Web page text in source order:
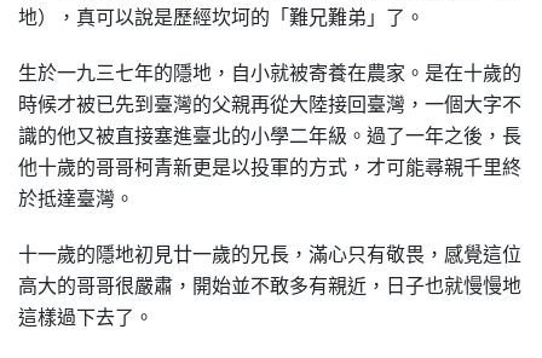
地），真可以說是歷經坎坷的「難兄難弟」了。
生於一九三七年的隱地，自小就被寄養在農家。是在十歲的
時候才被已先到臺灣的父親再從大陸接回臺灣，一個大字不
識的他又被直接塞進臺北的小學二年級。過了一年之後，長
他十歲的哥哥柯青新更是以投軍的方式，才可能尋親千里終
於抵達臺灣。
十一歲的隱地初見廿一歲的兄長，滿心只有敬畏，感覺這位
高大的哥哥很嚴肅，開始並不敢多有親近，日子也就慢慢地
這樣過下去了。